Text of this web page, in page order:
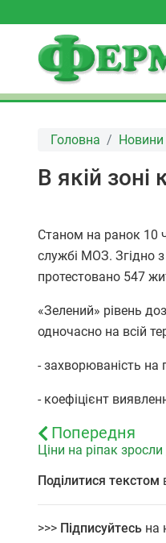
Головна Новини
В якій зоні
Станом на ранок 10
службі МОЗ. Згідно
протестовано 547
«Зелений» рівень
одночасно на всій
- захворюваність на
- коефіцієнт
Попередня
Ціни на ріпак
Поділитися текстом
>>> Підписуйтесь на